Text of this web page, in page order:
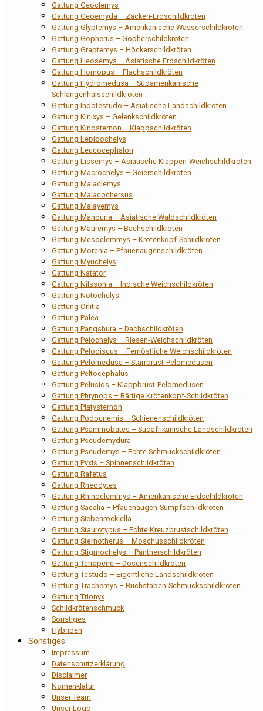
Gattung Geoclemys
Gattung Geoemyda – Zacken-Erdschildkröten
Gattung Glyptemys – Amerikanische Wasserschildkröten
Gattung Gopherus – Gopherschildkröten
Gattung Graptemys – Höckerschildkröten
Gattung Heosemys – Asiatische Erdschildkröten
Gattung Homopus – Flachschildkröten
Gattung Hydromedusa – Südamerikanische
Schlangenhalsschildkröten
Gattung Indotestudo – Asiatische Landschildkröten
Gattung Kinixys – Gelenkschildkröten
Gattung Kinosternon – Klappschildkröten
Gattung Lepidochelys
Gattung Leucocephalon
Gattung Lissemys – Asiatische Klappen-Weichschildkröten
Gattung Macrochelys – Geierschildkröten
Gattung Malaclemys
Gattung Malacochersus
Gattung Malayemys
Gattung Manouria – Asiatische Waldschildkröten
Gattung Mauremys – Bachschildkröten
Gattung Mesoclemmys – Krötenkopf-Schildkröten
Gattung Morenia – Pfauenaugenschildkröten
Gattung Myuchelys
Gattung Natator
Gattung Nilssonia – Indische Weichschildkröten
Gattung Notochelys
Gattung Orlitia
Gattung Palea
Gattung Pangshura – Dachschildkröten
Gattung Pelochelys – Riesen-Weichschildkröten
Gattung Pelodiscus – Fernöstliche Weichschildkröten
Gattung Pelomedusa – Starrbrust-Pelomedusen
Gattung Peltocephalus
Gattung Pelusios – Klappbrust-Pelomedusen
Gattung Phrynops – Bärtige Krötenkopf-Schildkröten
Gattung Platysternon
Gattung Podocnemis – Schienenschildkröten
Gattung Psammobates – Südafrikanische Landschildkröten
Gattung Pseudemydura
Gattung Pseudemys – Echte Schmuckschildkröten
Gattung Pyxis – Spinnenschildkröten
Gattung Rafetus
Gattung Rheodytes
Gattung Rhinoclemmys – Amerikanische Erdschildkröten
Gattung Sacalia – Pfauenaugen-Sumpfschildkröten
Gattung Siebenrockiella
Gattung Staurotypus – Echte Kreuzbrustschildkröten
Gattung Sternotherus – Moschusschildkröten
Gattung Stigmochelys – Pantherschildkröten
Gattung Terrapene – Dosenschildkröten
Gattung Testudo – Eigentliche Landschildkröten
Gattung Trachemys – Buchstaben-Schmuckschildkröten
Gattung Trionyx
Schildkrötenschmuck
Sonstiges
Hybriden
Sonstiges
Impressum
Datenschutzerklärung
Disclaimer
Nomenklatur
Unser Team
Unser Logo